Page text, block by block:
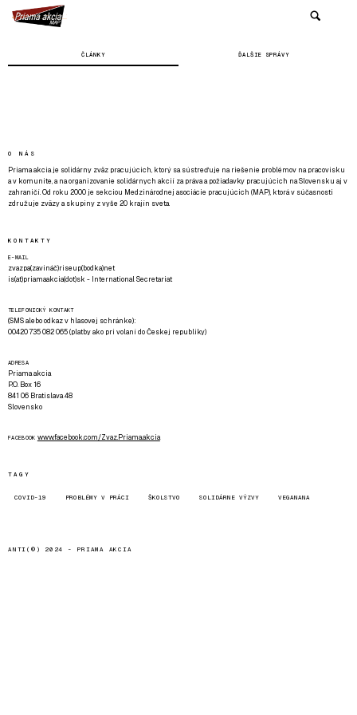
ČLÁNKY ĎALŠIE SPRÁVY
O NÁS
Priama akcia je solidárny zväz pracujúcich, ktorý sa sústreďuje na riešenie problémov na pracovisku
a v komunite, a na organizovanie solidárnych akcií za práva a požiadavky pracujúcich na Slovensku aj v
zahraničí. Od roku 2000 je sekciou Medzinárodnej asociácie pracujúcich (MAP), ktorá v súčasnosti
združuje zväzy a skupiny z vyše 20 krajín sveta.
KONTAKTY
E-MAIL
zvazpa(zavináč)riseup(bodka)net
is(at)priamaakcia(dot)sk - International Secretariat
TELEFONICKÝ KONTAKT
(SMS alebo odkaz v hlasovej schránke):
00420 735 082 065 (platby ako pri volaní do Českej republiky)
ADRESA
Priama akcia
P.O. Box 16
841 06 Bratislava 48
Slovensko
FACEBOOK www.facebook.com/Zvaz.Priama.akcia
TAGY
COVID-19 PROBLÉMY V PRÁCI ŠKOLSTVO SOLIDÁRNE VÝZVY VEGANANA
ANTI(©) 2024 - PRIAMA AKCIA